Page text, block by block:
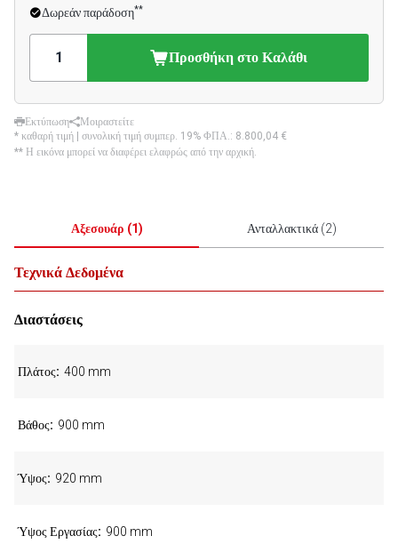
Δωρεάν παράδοση**
Προσθήκη στο Καλάθι
Εκτύπωση
Μοιραστείτε
* καθαρή τιμή | συνολική τιμή συμπερ. 19% ΦΠΑ.: 8.800,04 €
** Η εικόνα μπορεί να διαφέρει ελαφρώς από την αρχική.
Αξεσουάρ (1) Ανταλλακτικά(2)
Τεχνικά Δεδομένα
Διαστάσεις
Πλάτος 400 mm
Βάθος 900 mm
Ύψος 920 mm
Ύψος Εργασίας 900 mm